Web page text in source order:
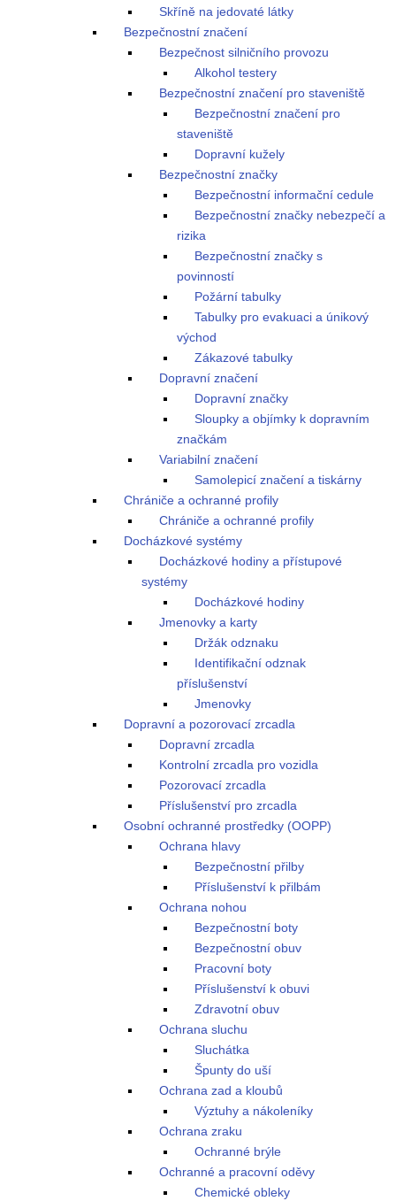
Skříně na jedovaté látky
Bezpečnostní značení
Bezpečnost silničního provozu
Alkohol testery
Bezpečnostní značení pro staveniště
Bezpečnostní značení pro
staveniště
Dopravní kužely
Bezpečnostní značky
Bezpečnostní informační cedule
Bezpečnostní značky nebezpečí a
rizika
Bezpečnostní značky s
povinností
Požární tabulky
Tabulky pro evakuaci a únikový
východ
Zákazové tabulky
Dopravní značení
Dopravní značky
Sloupky a objímky k dopravním
značkám
Variabilní značení
Samolepicí značení a tiskárny
Chrániče a ochranné profily
Chrániče a ochranné profily
Docházkové systémy
Docházkové hodiny a přístupové
systémy
Docházkové hodiny
Jmenovky a karty
Držák odznaku
Identifikační odznak
příslušenství
Jmenovky
Dopravní a pozorovací zrcadla
Dopravní zrcadla
Kontrolní zrcadla pro vozidla
Pozorovací zrcadla
Příslušenství pro zrcadla
Osobní ochranné prostředky (OOPP)
Ochrana hlavy
Bezpečnostní přilby
Příslušenství k přilbám
Ochrana nohou
Bezpečnostní boty
Bezpečnostní obuv
Pracovní boty
Příslušenství k obuvi
Zdravotní obuv
Ochrana sluchu
Sluchátka
Špunty do uší
Ochrana zad a kloubů
Výztuhy a nákoleníky
Ochrana zraku
Ochranné brýle
Ochranné a pracovní oděvy
Chemické obleky